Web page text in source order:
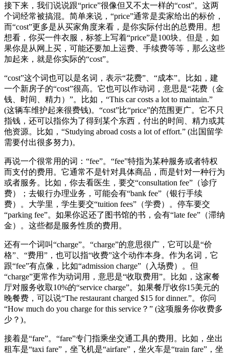
接下来，我们说说跟“price”很像但又不太一样的“cost”。这两
个词经常被搞混。简单来说，“price”通常是卖家给出的标价，
而“cost”更多是从买家角度来看，是你实际付出的总费用。想
想看，你买一件衣服，标签上写着“price”是100块。但是，如
果你是从网上买，可能还要加上运费、手续费等等，那么这些
加起来，就是你实际的“cost”。
“cost”这个词也可以是名词，表示“花费”、“成本”。比如，建
一个新房子的“cost”很高。它也可以作动词，意思是“花费（金
钱、时间、精力）”。比如，“This car costs a lot to maintain.”
(这辆车维护起来很费钱)。“cost”比“price”的范围更广。它不只
指钱，还可以指你为了得到某个东西，付出的时间、精力或其
他资源。比如，“Studying abroad costs a lot of effort.” (出国留学
需要付出很多努力)。
再说一个很常用的词：“fee”。“fee”特指为某种服务或者特权
而支付的费用。它通常不是针对具体商品，而是针对一种行为
或者服务。比如，你去看医生，要交“consultation fee”（诊疗
费）；去银行办理业务，可能会有“bank fee”（银行手续
费）。大学里，学生要交“tuition fees”（学费）。停车要交
“parking fee”。如果你迟还了图书馆的书，会有“late fee”（滞纳
金）。这些都是服务性质的费用。
还有一个词叫“charge”。“charge”的意思很广，它可以是“价
格”、“费用”，也可以指“收费”这个动作本身。作为名词，它
跟“fee”有点像，比如“admission charge”（入场费）。但
“charge”更常作为动词用，意思是“收取费用”。比如，这家餐
厅对服务收取10%的“service charge”。如果餐厅收你15美元的
晚餐费，可以说“The restaurant charged $15 for dinner.”。你问
“How much do you charge for this service？” (这项服务你收费多
少？)。
接着是“fare”。“fare”专门指乘坐交通工具的费用。比如，坐出
租车是“taxi fare”，坐飞机是“airfare”，坐火车是“train fare”，坐